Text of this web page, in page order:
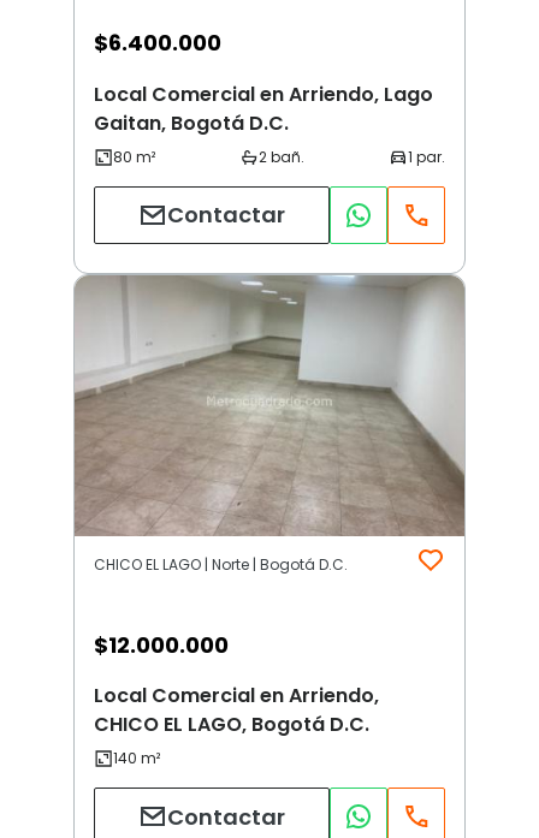
$6.400.000
Local Comercial en Arriendo, Lago
Gaitan, Bogotá D.C.
Contactar
CHICO EL LAGO | Norte | Bogotá D.C.
$12.000.000
Local Comercial en Arriendo,
CHICO EL LAGO, Bogotá D.C.
Contactar